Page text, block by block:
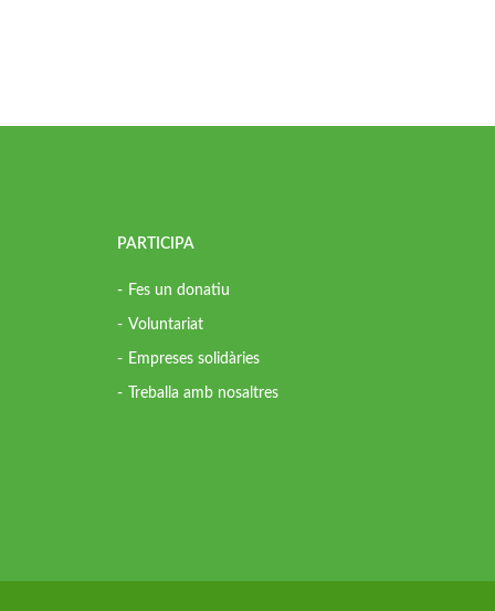
PARTICIPA
Fes un donatiu
Voluntariat
Empreses solidàries
Treballa amb nosaltres